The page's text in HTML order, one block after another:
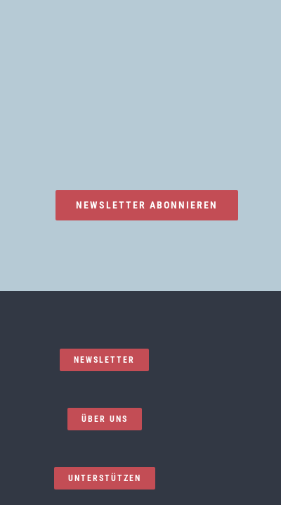
NEWSLETTER ABONNIEREN
NEWSLETTER
ÜBER UNS
UNTERSTÜTZEN